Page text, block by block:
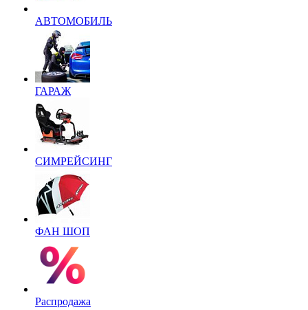
АВТОМОБИЛЬ
ГАРАЖ
СИМРЕЙСИНГ
ФАН ШОП
Распродажа